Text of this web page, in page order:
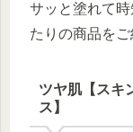
サッと塗れて
たりの商品をご
ツヤ肌【スキ
ス】